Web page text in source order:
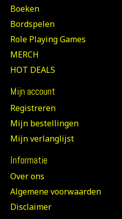
Boeken
Bordspelen
Role Playing Games
MERCH
HOT DEALS
Mijn account
Registreren
Mijn bestellingen
Mijn verlanglijst
Informatie
Over ons
Algemene voorwaarden
Disclaimer